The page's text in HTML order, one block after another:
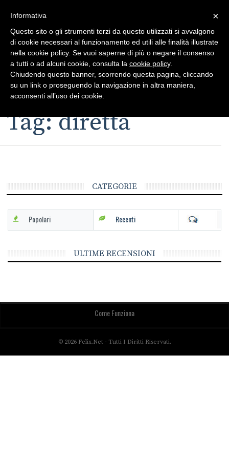
Toggle
Toggle
navigation
Tag: diretta
CATEGORIE
Popolari Recenti
ULTIME RECENSIONI
Come Funziona
© 2026 Felix.net - Tutti I Diritti Riservati.
×
Informativa
Questo sito o gli strumenti terzi da questo utilizzati si avvalgono
di cookie necessari al funzionamento ed utili alle finalità illustrate
nella cookie policy. Se vuoi saperne di più o negare il consenso
a tutti o ad alcuni cookie, consulta la cookie policy.
Chiudendo questo banner, scorrendo questa pagina, cliccando
su un link o proseguendo la navigazione in altra maniera,
acconsenti all’uso dei cookie.